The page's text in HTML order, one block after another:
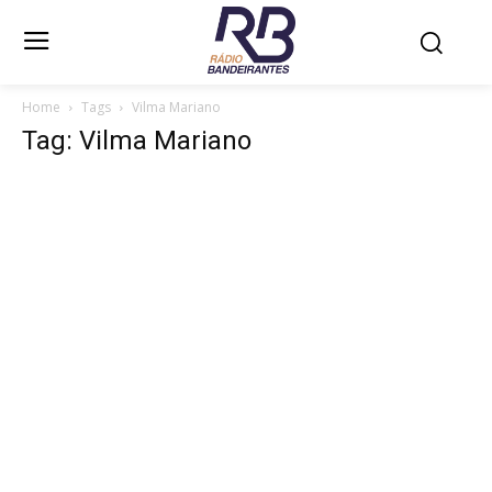
Home Tags Vilma Mariano
Tag: Vilma Mariano